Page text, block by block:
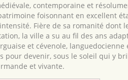
contemporaine et
foisonnant en excellent
Fière de sa romanité dont
la ville a su au fil des ans
et cévenole,
pour devenir, sous le soleil qui y
et vivante.